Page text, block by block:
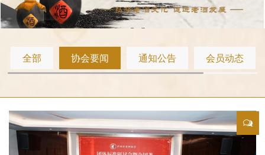
全部 协会要闻 通知公告 会员动态